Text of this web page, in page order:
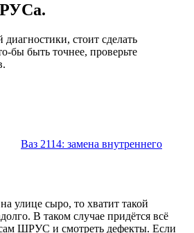
стоит сделать
бы быть точнее, проверьте
Ваз 2114: замена внутреннего
улице сыро, то хватит такой
В таком случае придётся всё
ШРУС и смотреть дефекты. Если